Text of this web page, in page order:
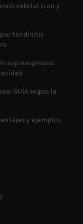
cubital (con y
tendinitis
supraespinoso:
GUÍA según la
y ejemplos